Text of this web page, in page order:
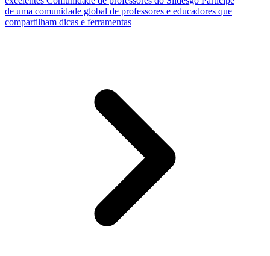
de uma comunidade global de professores e educadores que
compartilham dicas e ferramentas